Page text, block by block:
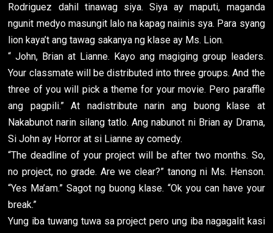
Rodriguez dahil tinawag siya. Siya ay maputi, maganda
ngunit medyo masungit lalo na kapag naiinis sya. Para syang
lion kaya’t ang tawag sakanya ng klase ay Ms. Lion.
“ John, Brian at Lianne. Kayo ang magiging group leaders.
Your classmate will be distributed into three groups. And the
three of you will pick a theme for your movie. Pero paraffle
ang pagpili.” At nadistribute narin ang buong klase at
Nakabunot narin silang tatlo. Ang nabunot ni Brian ay Drama,
Si John ay Horror at si Lianne ay comedy.
“The deadline of your project will be after two months. So,
no project, no grade. Are we clear?” tanong ni Ms. Henson.
“Yes Ma’am.” Sagot ng buong klase. “Ok you can have your
break.”
Yung iba tuwang tuwa sa project pero ung iba nagagalit kasi